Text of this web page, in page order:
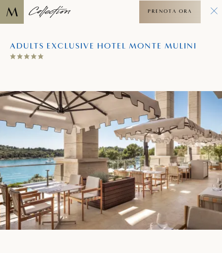
ADULTS EXCLUSIVE HOTEL MONTE MULINI
PRENOTA ORA